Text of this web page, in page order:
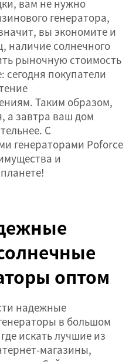
вам не нужно
генератора,
вы экономите и
наличие солнечного
рыночную стоимость
покупатели
Таким образом,
а завтра ваш дом
С
генераторами Poforce
и
оптом
надежные
в большом
искать лучшие из
магазины,